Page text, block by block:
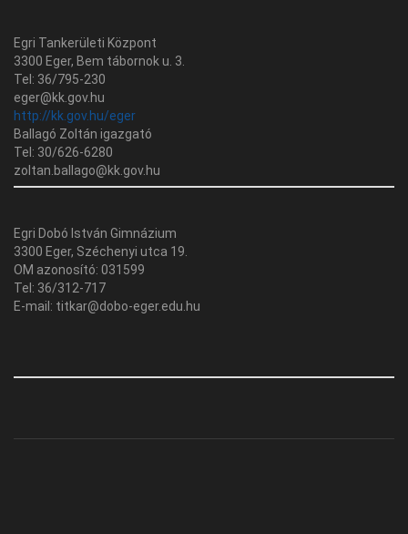
Egri Tankerületi Központ
3300 Eger, Bem tábornok u. 3.
Tel: 36/795-230
eger@kk.gov.hu
http://kk.gov.hu/eger
Ballagó Zoltán igazgató
Tel: 30/626-6280
zoltan.ballago@kk.gov.hu
Egri Dobó István Gimnázium
3300 Eger, Széchenyi utca 19.
OM azonosító: 031599
Tel: 36/312-717
E-mail: titkar@dobo-eger.edu.hu